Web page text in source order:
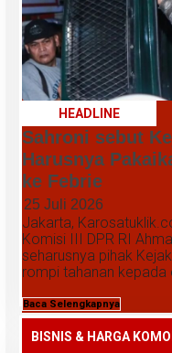
HEADLINE
Sahroni sebut
Harusnya
ke Febrie
25 Juli 2026
Jakarta,
Komisi III DPR RI
seharusnya pihak
rompi tahanan kepada
Baca Selengkapnya
BISNIS & HARGA